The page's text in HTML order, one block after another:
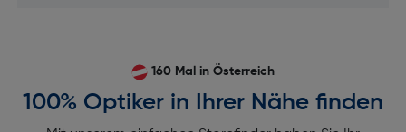
160 Mal in Österreich
100% Optiker in Ihrer Nähe finden